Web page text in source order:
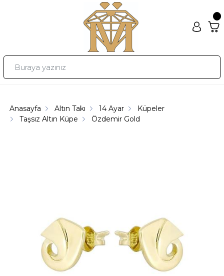
Anasayfa Altın Takı 14 Ayar
Küpeler
Taşsız Altın Küpe
Özdemir Gold